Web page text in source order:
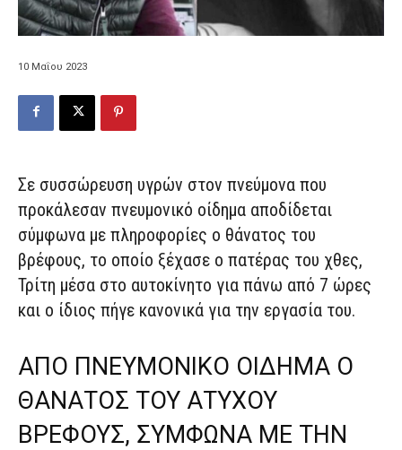
10 Μαΐου 2023
Σε συσσώρευση υγρών στον πνεύμονα που
προκάλεσαν πνευμονικό οίδημα αποδίδεται
σύμφωνα με πληροφορίες ο θάνατος του
βρέφους, το οποίο ξέχασε ο πατέρας του χθες,
Τρίτη μέσα στο αυτοκίνητο για πάνω από 7 ώρες
και ο ίδιος πήγε κανονικά για την εργασία του.
ΑΠΟ ΠΝΕΥΜΟΝΙΚΟ ΟΙΔΗΜΑ Ο
ΘΑΝΑΤΟΣ ΤΟΥ ΑΤΥΧΟΥ
ΒΡΕΦΟΥΣ, ΣΥΜΦΩΝΑ ΜΕ ΤΗΝ